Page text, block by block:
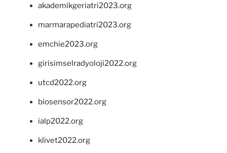
akademikgeriatri2023.org
marmarapediatri2023.org
emchie2023.org
girisimselradyoloji2022.org
utcd2022.org
biosensor2022.org
ialp2022.org
klivet2022.org